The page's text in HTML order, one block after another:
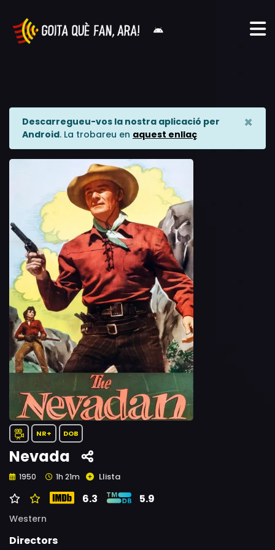
Descarregueu-vos la nostra aplicació per
Android. La trobareu en aquest enllaç
×
NR+ DOB
Nevada
1950 1h 21m Llista
6.3 5.9
Western
Directors